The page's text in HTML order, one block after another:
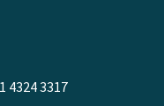
4324 3317